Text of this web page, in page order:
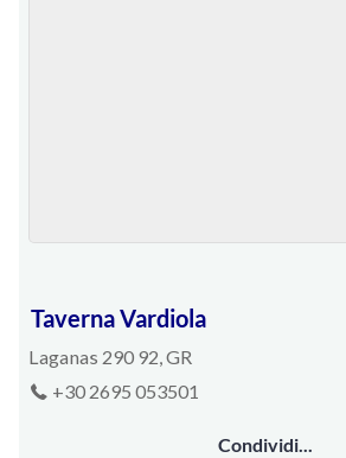
Taverna Vardiola
Laganas 290 92, GR
+30 2695 053501
Condividi...